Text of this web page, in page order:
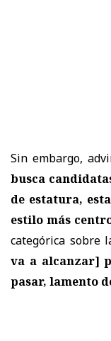
Sin embargo,
busca
de estatura,
estilo más
categórica sobre
va a alcanzar]
pasar, lamento